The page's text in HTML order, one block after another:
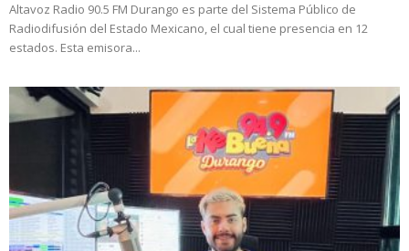
Altavoz Radio 90.5 FM Durango es parte del Sistema Público de
Radiodifusión del Estado Mexicano, el cual tiene presencia en 12
estados. Esta emisora...